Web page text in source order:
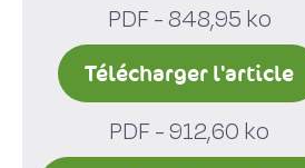
PDF - 848,95 ko
Télécharger l'article
PDF - 912,60 ko